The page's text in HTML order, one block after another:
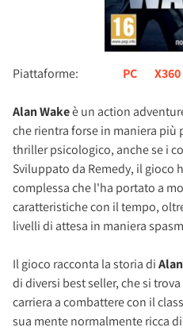
Piattaforme: PC X360
Alan Wakeè un action
che rientra forse in maniera più
thriller psicologico, anche se i
Sviluppato da Remedy, il gioco
complessa che l'ha portato a
caratteristiche con il tempo,
livelli di attesa in maniera
Il gioco racconta la storia di
di diversi best seller, che si
carriera a combattere con il
sua mente normalmente ricca